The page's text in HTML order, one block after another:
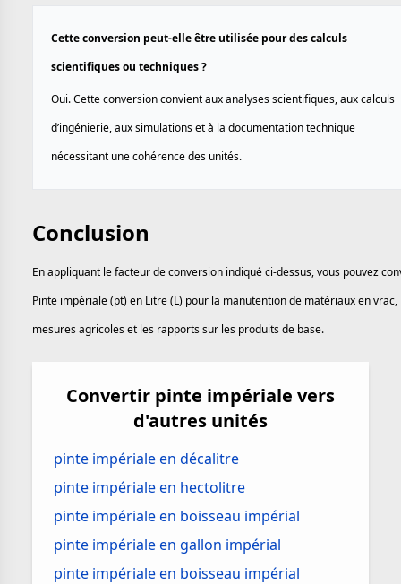
Cette conversion peut-elle être utilisée pour des calculs
scientifiques ou techniques ?
Oui. Cette conversion convient aux analyses scientifiques, aux calculs
d’ingénierie, aux simulations et à la documentation technique
nécessitant une cohérence des unités.
Conclusion
En appliquant le facteur de conversion indiqué ci-dessus, vous pouvez
Pinte impériale (pt) en Litre (L) pour la manutention de matériaux en vrac,
mesures agricoles et les rapports sur les produits de base.
Convertir pinte impériale vers
d'autres unités
pinte impériale en décalitre
pinte impériale en hectolitre
pinte impériale en boisseau impérial
pinte impériale en gallon impérial
pinte impériale en boisseau impérial